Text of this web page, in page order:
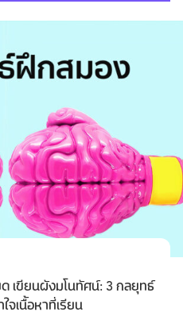
เขียนผังมโนทัศน์: 3 กลยุทธ์
จเนื้อหาที่เรียน